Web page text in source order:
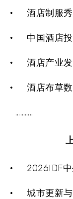
· 酒店制服秀
· 中国酒店投
· 酒店产业发
· 酒店布草数
………..
· 2026IDF中
· 城市更新与